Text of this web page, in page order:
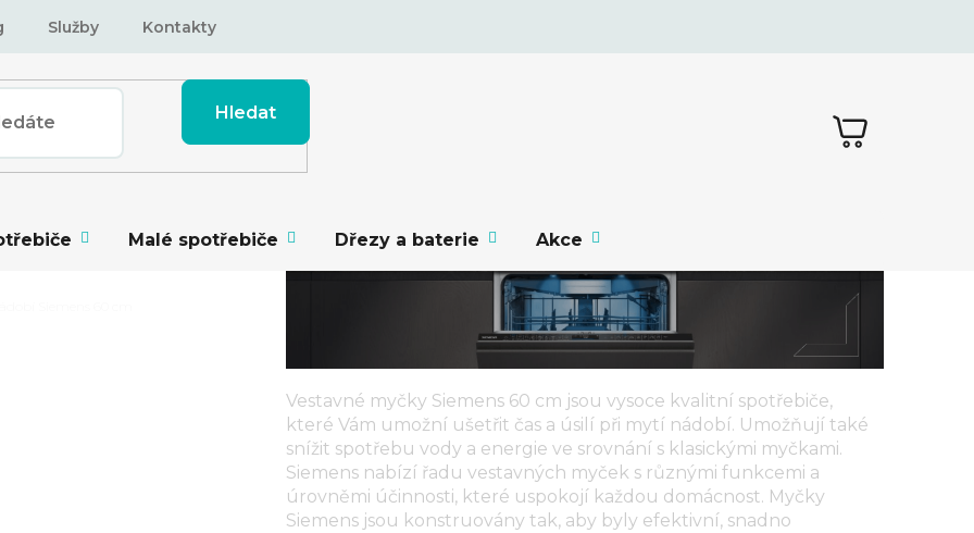
Služby Kontakty
Hledat
NÁKUPNÍ
KOŠÍK
Malé spotřebiče Dřezy a baterie Akce
Vestavné myčky Siemens 60 cm jsou vysoce kvalitní spotřebiče,
které Vám umožní ušetřit čas a úsilí při mytí nádobí. Umožňují také
snížit spotřebu vody a energie ve srovnání s klasickými myčkami.
Siemens nabízí řadu vestavných myček s různými funkcemi a
úrovněmi účinnosti, které uspokojí každou domácnost. Myčky
Siemens jsou konstruovány tak, aby byly efektivní, snadno